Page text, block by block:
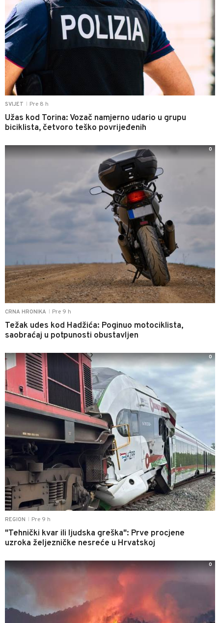
SVIJET Pre 8 h
Užas kod Torina: Vozač namjerno udario u grupu
biciklista, četvoro teško povrijeđenih
CRNA HRONIKA Pre 9 h
Težak udes kod Hadžića: Poginuo motociklista,
saobraćaj u potpunosti obustavljen
0
REGION Pre 9 h
"Tehnički kvar ili ljudska greška": Prve procjene
uzroka željezničke nesreće u Hrvatskoj
0
0